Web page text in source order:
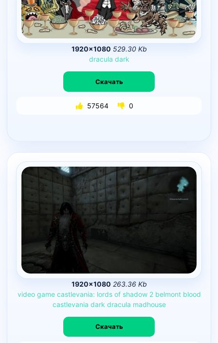
1920×1080 529.30 Kb
dracula dark
Скачать
57564 0
1920×1080 263.36 Kb
video game castlevania: lords of shadow 2 belmont blood
castlevania dark dracula madhouse
Скачать